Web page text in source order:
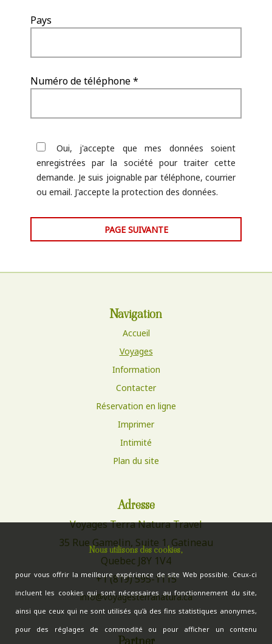
Pays
Numéro de téléphone *
Oui, j'accepte que mes données soient
enregistrées par la société pour traiter cette
demande. Je suis joignable par téléphone, courrier
ou email. J'accepte la protection des données.
PAGE SUIVANTE
Navigation
Accueil
Voyages
Information
Contacter
Réservation en ligne
Imprimer
Intimité
Plan du site
Adresse
Voyages Terra Natura Travel
35 Rue Gamelin, Suite 1. Gatineau
Quebec J8Y 1V4
+1 (819) 595-1115
info@voyagesterranatura.ca
Nous utilisons des cookies,
pour vous offrir la meilleure expérience de site Web possible. Ceux-ci
incluent les cookies qui sont nécessaires au fonctionnement du site,
ainsi que ceux qui ne sont utilisés qu'à des fins statistiques anonymes,
pour des réglages de commodité ou pour afficher un contenu